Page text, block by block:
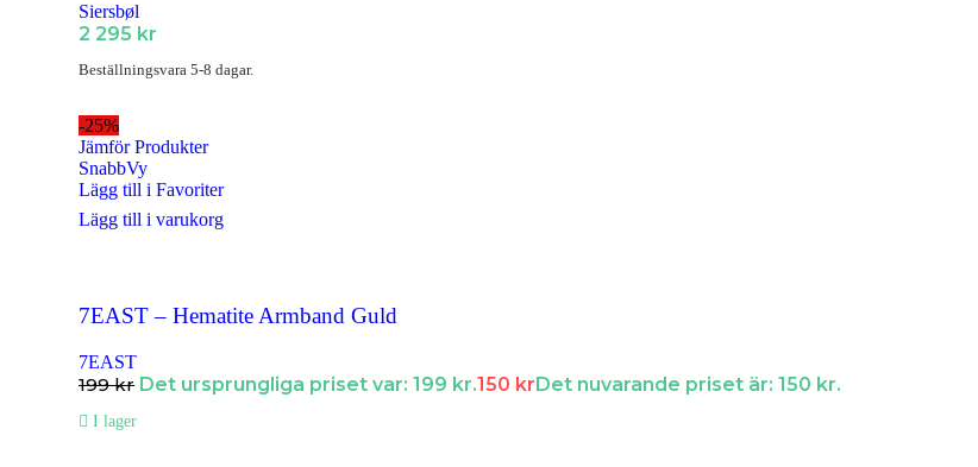
Ringar
Ringar Dam
Barnsmycken
Siersbøl
2 295 kr
Beställningsvara 5-8 dagar.
-25%
Jämför Produkter
SnabbVy
Lägg till i Favoriter
Lägg till i varukorg
7EAST – Hematite Armband Guld
7EAST
199kr Det ursprungliga priset var: 199 kr.150 krDet nuvarande priset är: 150 kr.
I lager